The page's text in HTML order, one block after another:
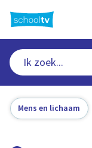
naar
hoofdinhoud
Mens en lichaam